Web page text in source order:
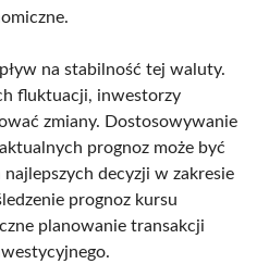
na stabilność tej waluty.
fluktuacji, inwestorzy
zmiany. Dostosowywanie
prognoz może być
decyzji w zakresie
prognoz kursu
planowanie transakcji